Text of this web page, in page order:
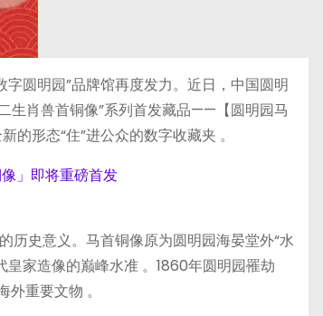
圆明园”品牌馆再度发力。近日，中国圆明
生肖兽首铜像”系列首发藏品——【圆明园马
形态“住”进公众的数字收藏夹 。
历史意义。马首铜像原为圆明园海晏堂外“水
家造像的巅峰水准 。1860年圆明园罹劫
重要文物 。